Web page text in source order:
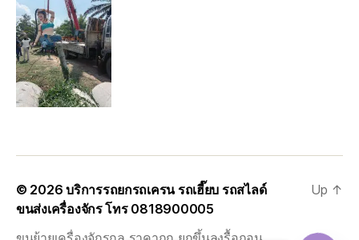
© 2026บริการรถยกรถเครน รถเฮี๊ยบ รถสไลด์
ขนส่งเครื่องจักร โทร 0818900005
Up ↑